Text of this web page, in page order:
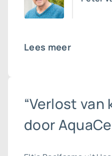
Lees meer
“Verlost
door